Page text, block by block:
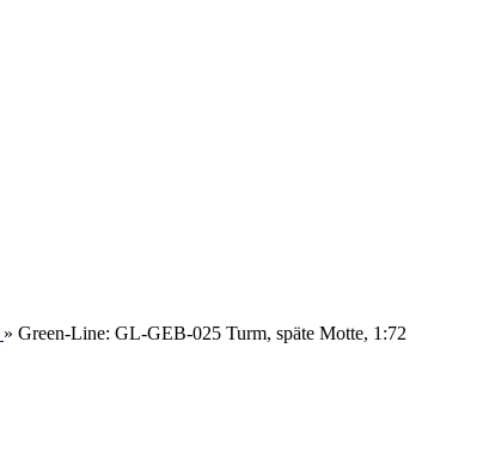
» Green-Line: GL-GEB-025 Turm, späte Motte, 1:72